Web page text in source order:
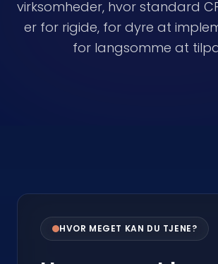
virksomheder, hvor standard
er for rigide, for dyre at
for langsomme at
HVOR MEGET KAN DU TJENE?